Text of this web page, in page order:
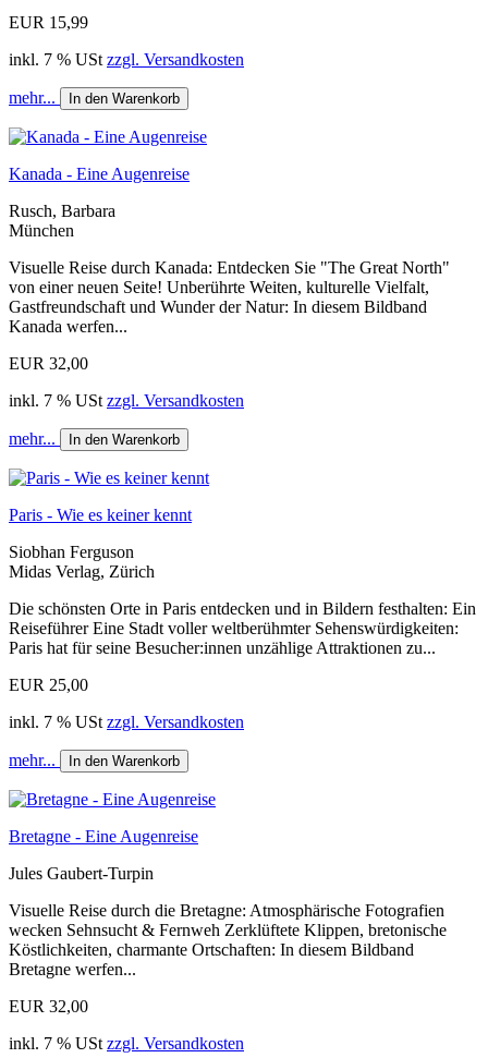
EUR 15,99
inkl. 7 % USt zzgl. Versandkosten
mehr... In den Warenkorb
Kanada - Eine Augenreise
Rusch, Barbara
München
Visuelle Reise durch Kanada: Entdecken Sie "The Great North"
von einer neuen Seite! Unberührte Weiten, kulturelle Vielfalt,
Gastfreundschaft und Wunder der Natur: In diesem Bildband
Kanada werfen...
EUR 32,00
inkl. 7 % USt zzgl. Versandkosten
mehr... In den Warenkorb
Paris - Wie es keiner kennt
Siobhan Ferguson
Midas Verlag, Zürich
Die schönsten Orte in Paris entdecken und in Bildern festhalten: Ein
Reiseführer Eine Stadt voller weltberühmter Sehenswürdigkeiten:
Paris hat für seine Besucher:innen unzählige Attraktionen zu...
EUR 25,00
inkl. 7 % USt zzgl. Versandkosten
mehr... In den Warenkorb
Bretagne - Eine Augenreise
Jules Gaubert-Turpin
Visuelle Reise durch die Bretagne: Atmosphärische Fotografien
wecken Sehnsucht & Fernweh Zerklüftete Klippen, bretonische
Köstlichkeiten, charmante Ortschaften: In diesem Bildband
Bretagne werfen...
EUR 32,00
inkl. 7 % USt zzgl. Versandkosten